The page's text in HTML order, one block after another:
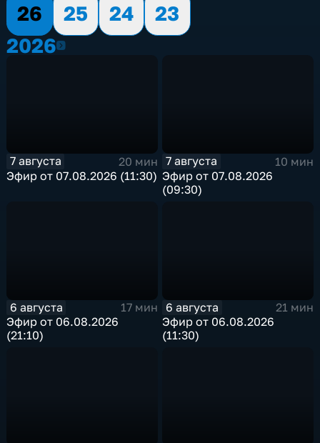
26
25 24
23
20262026
7 августа
20 мин
Эфир от 07.08.2026 (11:30)
7 августа
10 мин
Эфир от 07.08.2026
(09:30)
6 августа
17 мин
Эфир от 06.08.2026
(21:10)
6 августа
21 мин
Эфир от 06.08.2026
(11:30)